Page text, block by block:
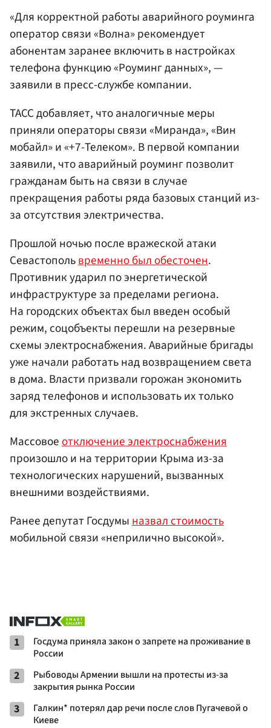
«Для корректной работы аварийного роуминга
оператор связи «Волна» рекомендует
абонентам заранее включить в настройках
телефона функцию «Роуминг данных», —
заявили в пресс-службе компании.
ТАСС добавляет, что аналогичные меры
приняли операторы связи «Миранда», «Вин
мобайл» и «+7-Телеком». В первой компании
заявили, что аварийный роуминг позволит
гражданам быть на связи в случае
прекращения работы ряда базовых станций из-
за отсутствия электричества.
Прошлой ночью после вражеской атаки
Севастопольвременно был обесточен.
Противник ударил по энергетической
инфраструктуре за пределами региона.
На городских объектах был введен особый
режим, соцобъекты перешли на резервные
схемы электроснабжения. Аварийные бригады
уже начали работать над возвращением света
в дома. Власти призвали горожан экономить
заряд телефонов и использовать их только
для экстренных случаев.
Массовоеотключение электроснабжения
произошло и на территории Крыма из-за
технологических нарушений, вызванных
внешними воздействиями.
Ранее депутат Госдумыназвал стоимость
мобильной связи «неприлично высокой».
1
Госдума приняла закон о запрете на проживание в
России
2
Рыбоводы Армении вышли на протесты из-за
закрытия рынка России
3
Галкин* потерял дар речи после слов Пугачевой о
Киеве